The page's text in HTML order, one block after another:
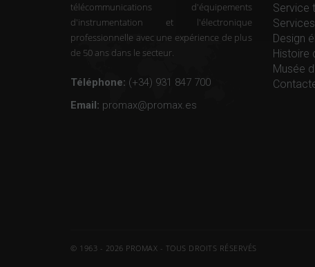
télécommunications d'équipements
d'instrumentation et l'électronique
professionnelle avec une expérience de plus
de 50 ans dans le secteur.
Téléphone: (+34) 931 847 700
Email: promax@promax.es
Service
Design
Histoire
Musée
© 1963 - 2026 PROMAX - TOUS DROITS RÉSERVÉS